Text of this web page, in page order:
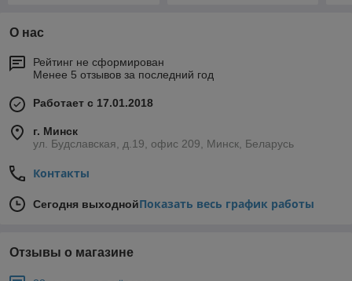
О нас
Рейтинг не сформирован
Менее 5 отзывов за последний год
Работает с 17.01.2018
г. Минск
ул. Будславская, д.19, офис 209, Минск, Беларусь
Контакты
Сегодня выходнойПоказать весь график работы
Отзывы о магазине